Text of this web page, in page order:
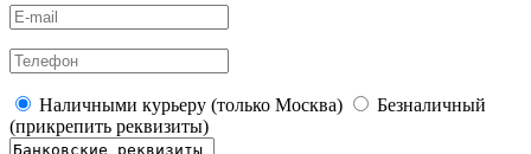
Наличными курьеру (только Москва)
Безналичный
(прикрепить реквизиты)